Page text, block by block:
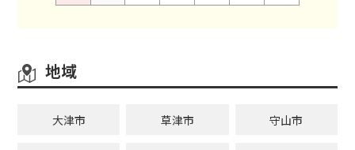
地域
大津市 草津市 守山市